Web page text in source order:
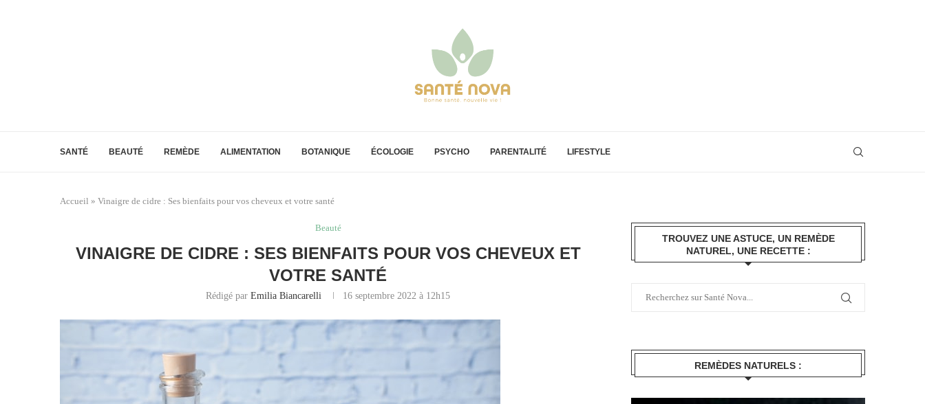
SANTÉ BEAUTÉ REMÈDE ALIMENTATION BOTANIQUE ÉCOLOGIE PSYCHO PARENTALITÉ LIFESTYLE
Accueil » Vinaigre de cidre : Ses bienfaits pour vos cheveux et votre santé
Beauté
VINAIGRE DE CIDRE : SES BIENFAITS POUR VOS CHEVEUX ET
VOTRE SANTÉ
Rédigé parEmilia Biancarelli 16 septembre 2022 à 12h15
TROUVEZ UNE ASTUCE, UN REMÈDE
NATUREL, UNE RECETTE :
REMÈDES NATURELS :